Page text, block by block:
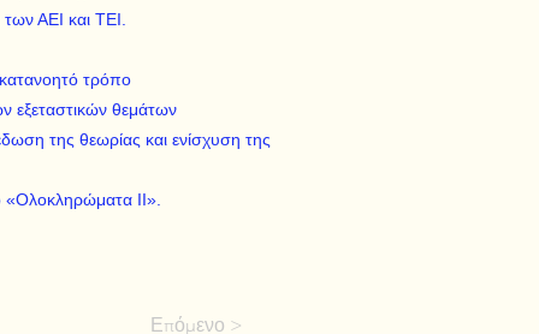
ΑΕΙ και ΤΕΙ.
τρόπο
εξεταστικών θεμάτων
της θεωρίας και ενίσχυση της
ΙΙ».
Επόμενο >